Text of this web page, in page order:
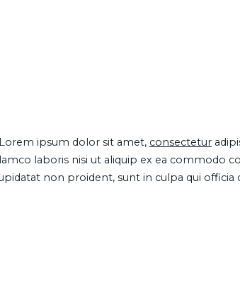
ipsum dolor sit amet, consectetur
laboris nisi ut aliquip ex ea commodo
non proident, sunt in culpa qui